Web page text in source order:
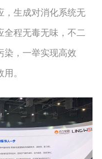
，生成对消化系统无
程无毒无味，不二
染，一举实现高效
。